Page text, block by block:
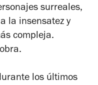
surreales,
la insensatez y
compleja.
los últimos